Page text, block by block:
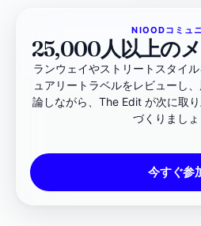
NIOODコミュ
25,000人以上の
ランウェイやストリートスタイ
ュアリートラベルをレビューし
論しながら、The Edit が次に取
づくりましょ
今すぐ参